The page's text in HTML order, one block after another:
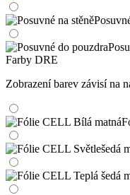
Farby DRE
Zobrazení barev závisí na